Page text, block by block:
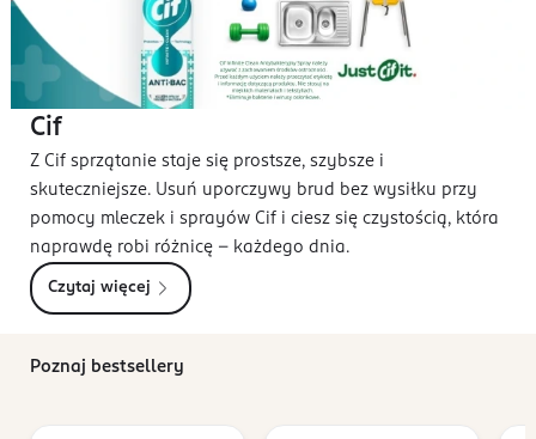
Cif
Z Cif sprzątanie staje się prostsze, szybsze i
skuteczniejsze. Usuń uporczywy brud bez wysiłku przy
pomocy mleczek i sprayów Cif i ciesz się czystością, która
naprawdę robi różnicę – każdego dnia.
Czytaj więcej
Poznaj bestsellery